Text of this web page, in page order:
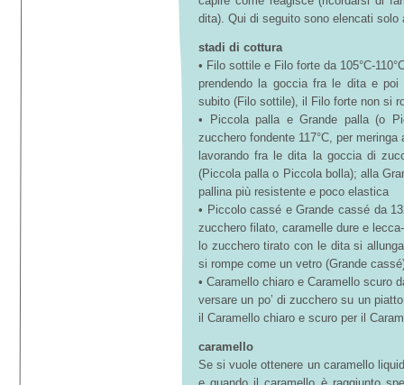
dita). Qui di seguito sono elencati
stadi di cottura
• Filo sottile e Filo forte da 105°C-
prendendo la goccia fra le dita e
subito (Filo sottile), il Filo forte non si
•
Piccola palla e Grande palla (o
zucchero fondente 117°C, per meringa
lavorando fra le dita la goccia di
(Piccola palla o Piccola bolla); alla
pallina più resistente e poco elastica
• Piccolo cassé e Grande cassé da
zucchero filato, caramelle dure e
lo zucchero tirato con le dita si
si rompe come un vetro (Grande
• Caramello chiaro e Caramello scuro
versare un po’ di zucchero su un
il Caramello chiaro e scuro per il
caramello
Se si vuole ottenere un caramello